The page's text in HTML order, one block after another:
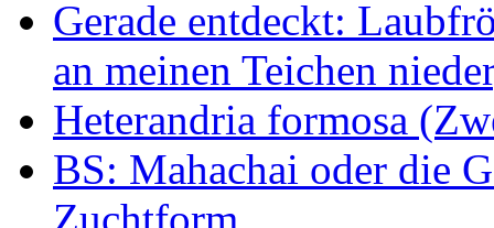
Gerade entdeckt:
an meinen Teichen
Heterandria formosa
BS: Mahachai oder die